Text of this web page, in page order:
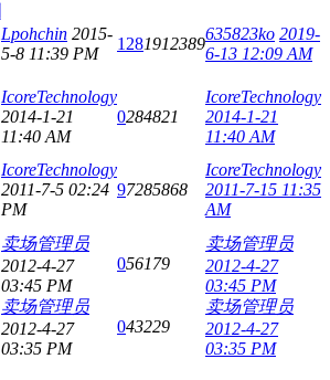
Lpohchin 2015-
5-8 11:39 PM
1281912389
635823ko 2019-
6-13 12:09 AM
IcoreTechnology
2014-1-21
11:40 AM
0284821
IcoreTechnology
2014-1-21
11:40 AM
IcoreTechnology
2011-7-5 02:24
PM
97285868
IcoreTechnology
2011-7-15 11:35
AM
卖场管理员
2012-4-27
03:45 PM
056179
卖场管理员
2012-4-27
03:45 PM
卖场管理员
2012-4-27
03:35 PM
043229
卖场管理员
2012-4-27
03:35 PM